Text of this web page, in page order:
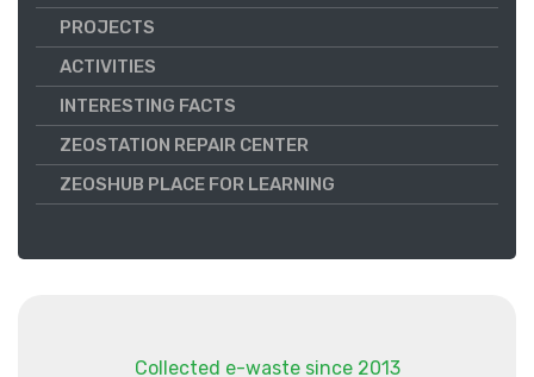
PROJECTS
ACTIVITIES
INTERESTING FACTS
ZEOSTATION REPAIR CENTER
ZEOSHUB PLACE FOR LEARNING
Collected e-waste since 2013